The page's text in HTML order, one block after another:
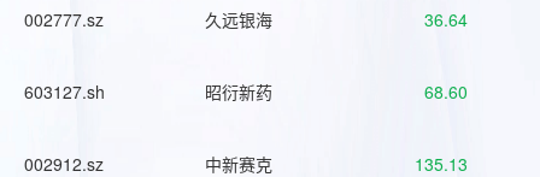
002777.sz 久远银海 36.64
603127.sh 昭衍新药 68.60
002912.sz 中新赛克 135.13